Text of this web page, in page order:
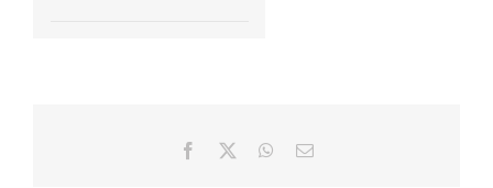
Facebook WhatsApp
Email